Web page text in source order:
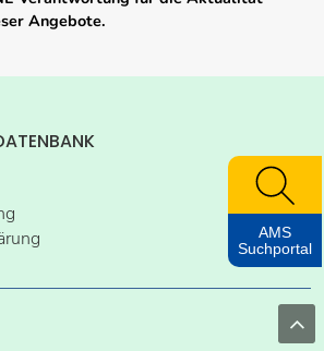
Angebote.
AMS
Suchportal